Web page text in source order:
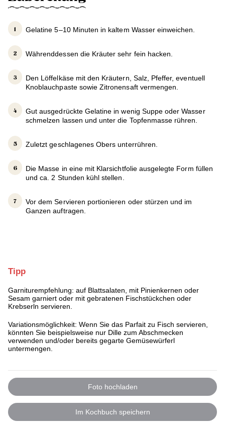
Gelatine 5–10 Minuten in kaltem Wasser einweichen.
Währenddessen die Kräuter sehr fein hacken.
Den Löffelkäse mit den Kräutern, Salz, Pfeffer, eventuell
Knoblauchpaste sowie Zitronensaft vermengen.
Gut ausgedrückte Gelatine in wenig Suppe oder Wasser
schmelzen lassen und unter die Topfenmasse rühren.
Zuletzt geschlagenes Obers unterrühren.
Die Masse in eine mit Klarsichtfolie ausgelegte Form füllen
und ca. 2 Stunden kühl stellen.
Vor dem Servieren portionieren oder stürzen und im
Ganzen auftragen.
Tipp
Garniturempfehlung: auf Blattsalaten, mit Pinienkernen oder
Sesam garniert oder mit gebratenen Fischstückchen oder
Krebserln servieren.
Variationsmöglichkeit: Wenn Sie das Parfait zu Fisch servieren,
könnten Sie beispielsweise nur Dille zum Abschmecken
verwenden und/oder bereits gegarte Gemüsewürferl
untermengen.
Foto hochladen
Im Kochbuch speichern